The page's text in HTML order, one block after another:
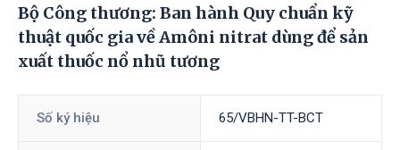
Bộ Công thương: Ban hành Quy chuẩn kỹ
thuật quốc gia về Amôni nitrat dùng để sản
xuất thuốc nổ nhũ tương
Số ký hiệu 65/VBHN-TT-BCT